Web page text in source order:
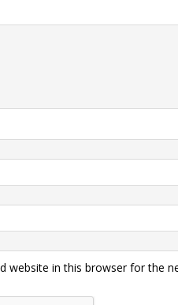
website in this browser for the